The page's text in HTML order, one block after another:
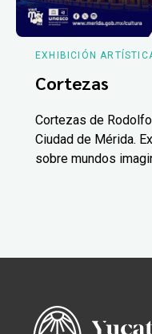
EXHIBICIÓN
Cortezas
Cortezas de
Ciudad de Mérida.
sobre mundos